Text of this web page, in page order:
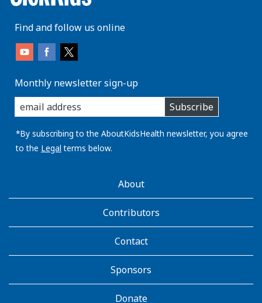
Find and follow us online
Monthly newsletter sign-up
enter
you
email
address:
Subscribe
*By subscribing to the AboutKidsHealth newsletter, you agree
to the Legal terms below.
AboutKidsHealthAbout
Contributors
Contact
Sponsors
Donate